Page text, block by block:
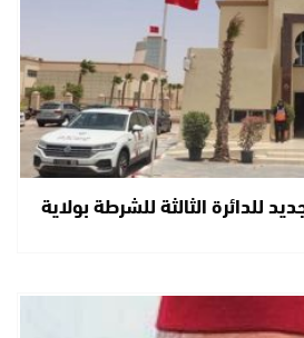
للدائرة الثالثة للشرطة بولاية